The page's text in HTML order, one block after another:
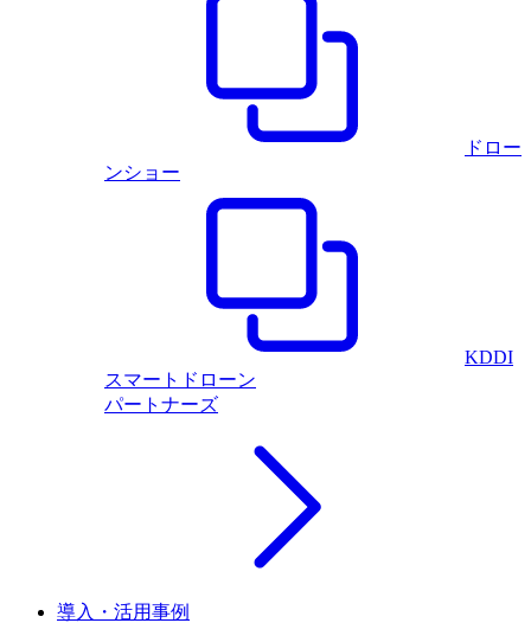
ドロー
ンショー
KDDI
スマートドローン
パートナーズ
導入・活用事例